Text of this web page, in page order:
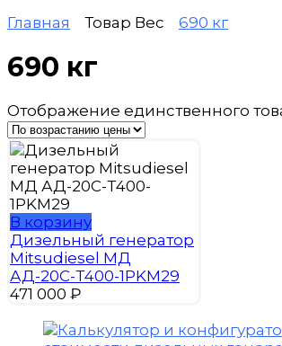
Главная
Товар Вес 690 кг
690 кг
Отображение единственного
В корзину
Дизельный генератор
Mitsudiesel МД
АД-20С-Т400-1РKМ29
471 000 ₽